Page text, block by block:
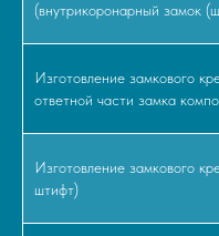
(внутрикоронарный замок
Изготовление замкового
ответной части замка
Изготовление замкового
штифт)